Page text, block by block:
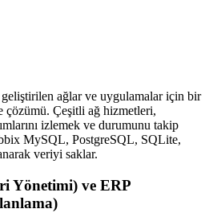
ağlar ve uygulamalar için bir
çözümü. Çeşitli ağ hizmetleri,
izlemek ve durumunu takip
MySQL, PostgreSQL, SQLite,
veriyi saklar.
Yönetimi) ve ERP